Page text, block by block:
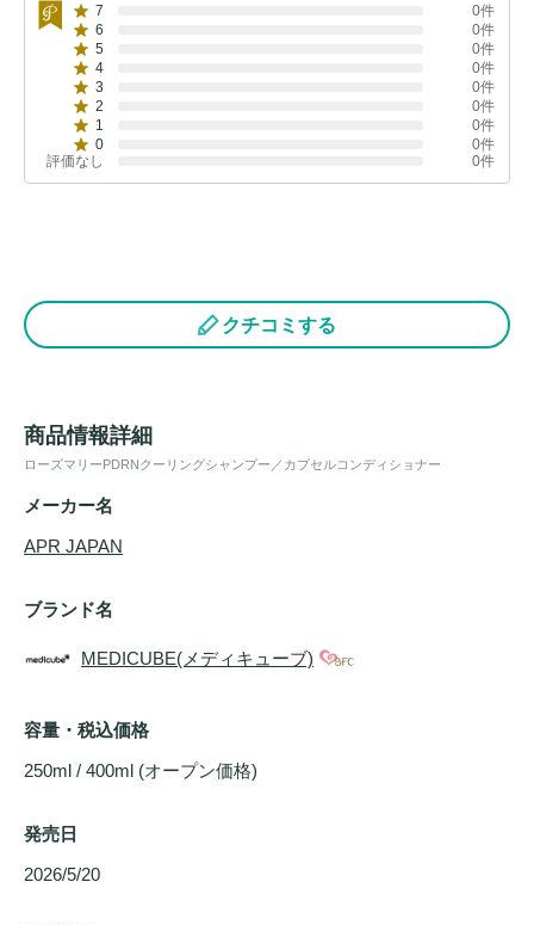
7
0件
6
0件
5
0件
4
0件
3
0件
2
0件
1
0件
0
0件
評価なし
0件
クチコミする
商品情報詳細
ローズマリーPDRNクーリングシャンプー／カプセルコンディショナー
メーカー名
APR JAPAN
ブランド名
MEDICUBE(メディキューブ)
容量・税込価格
250ml / 400ml (オープン価格)
発売日
2026/5/20